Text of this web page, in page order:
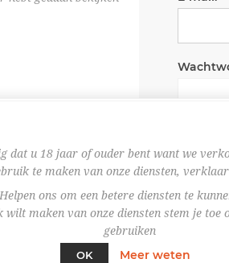
dat u 18 jaar of ouder bent want we
te maken van onze diensten,
ons om een betere diensten te
wilt maken van onze diensten stem je toe
gebruiken
OK
Meer weten